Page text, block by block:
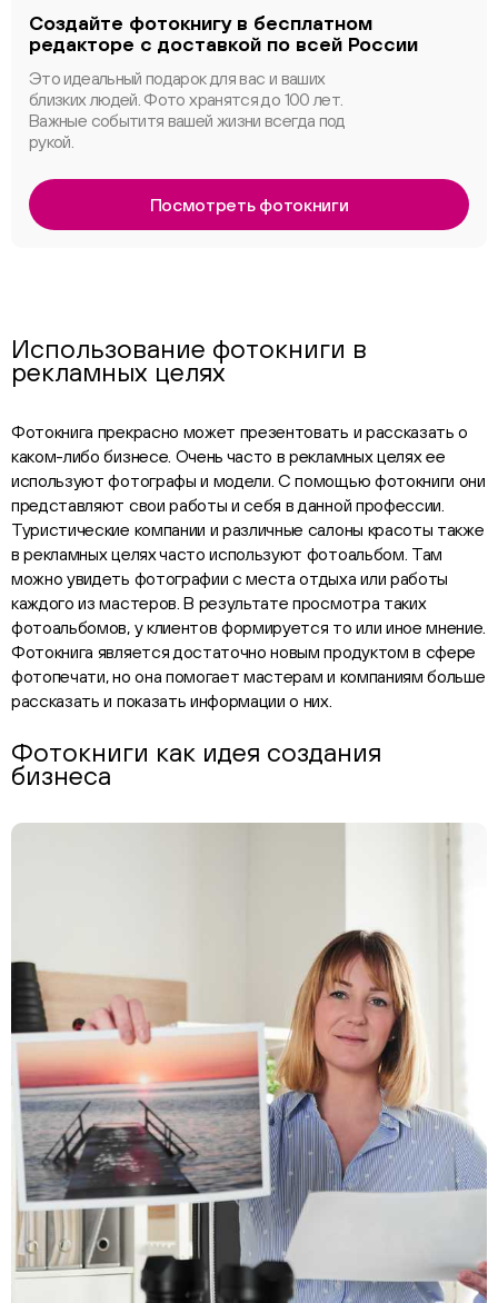
Создайте фотокнигу в бесплатном
редакторе с доставкой по всей России
Это идеальный подарок для вас и ваших
близких людей. Фото хранятся до 100 лет.
Важные событитя вашей жизни всегда под
рукой.
Посмотреть фотокниги
Использование фотокниги в
рекламных целях
Фотокнига прекрасно может презентовать и рассказать о
каком-либо бизнесе. Очень часто в рекламных целях ее
используют фотографы и модели. С помощью фотокниги они
представляют свои работы и себя в данной профессии.
Туристические компании и различные салоны красоты также
в рекламных целях часто используют фотоальбом. Там
можно увидеть фотографии с места отдыха или работы
каждого из мастеров. В результате просмотра таких
фотоальбомов, у клиентов формируется то или иное мнение.
Фотокнига является достаточно новым продуктом в сфере
фотопечати, но она помогает мастерам и компаниям больше
рассказать и показать информации о них.
Фотокниги как идея создания
бизнеса